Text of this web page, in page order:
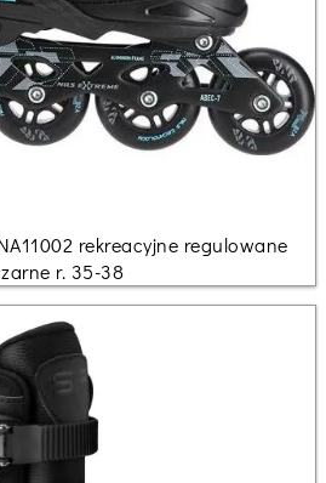
rekreacyjne regulowane
r. 35-38